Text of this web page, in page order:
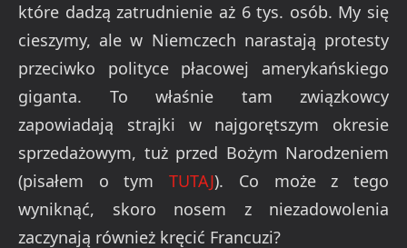
które dadzą zatrudnienie aż 6 tys. osób. My się
cieszymy, ale w Niemczech narastają protesty
przeciwko polityce płacowej amerykańskiego
giganta. To właśnie tam związkowcy
zapowiadają strajki w najgorętszym okresie
sprzedażowym, tuż przed Bożym Narodzeniem
(pisałem o tymTUTAJ). Co może z tego
wyniknąć, skoro nosem z niezadowolenia
zaczynają również kręcić Francuzi?